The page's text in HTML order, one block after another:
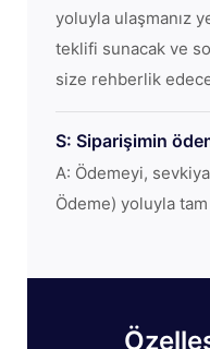
yoluyla ulaşmanız
teklifi sunacak ve
size rehberlik
S: Siparişimin
A: Ödemeyi,
Ödeme) yoluyla